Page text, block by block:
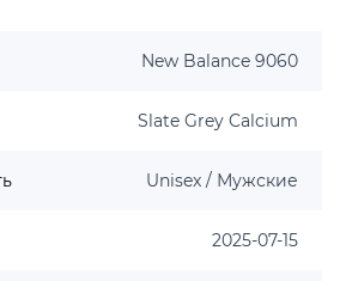
New Balance 9060
Slate Grey Calcium
Unisex / Мужские
2025-07-15